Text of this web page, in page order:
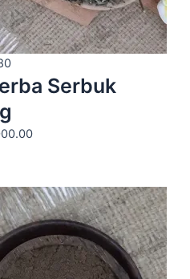
Serbuk